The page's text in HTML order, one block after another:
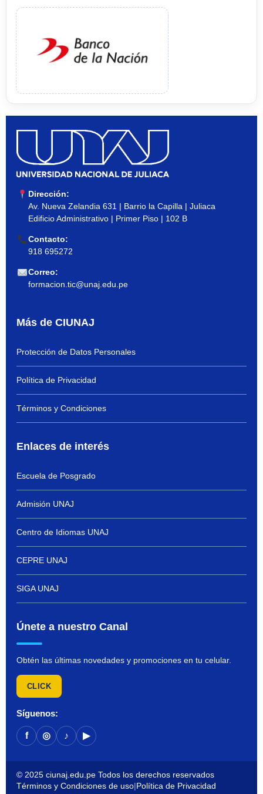
Dirección:
Av. Nueva Zelandia 631 | Barrio la Capilla | Juliaca
Edificio Administrativo | Primer Piso | 102 B
Contacto:
918 695272
Correo:
formacion.tic@unaj.edu.pe
Más de CIUNAJ
Protección de Datos Personales
Política de Privacidad
Términos y Condiciones
Enlaces de interés
Escuela de Posgrado
Admisión UNAJ
Centro de Idiomas UNAJ
CEPRE UNAJ
SIGA UNAJ
Únete a nuestro Canal
Obtén las últimas novedades y promociones en tu celular.
CLICK
Síguenos:
f ◎ ♪ ▶
© 2025 ciunaj.edu.pe Todos los derechos reservados
Términos y Condiciones de uso|Política de Privacidad